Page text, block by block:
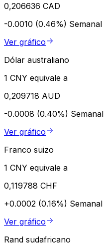
0,206636 CAD
-0.0010 (0.46%) Semanal
Ver gráfico
Dólar australiano
1 CNY equivale a
0,209718 AUD
-0.0008 (0.40%) Semanal
Ver gráfico
Franco suizo
1 CNY equivale a
0,119788 CHF
+0.0002 (0.16%) Semanal
Ver gráfico
Rand sudafricano